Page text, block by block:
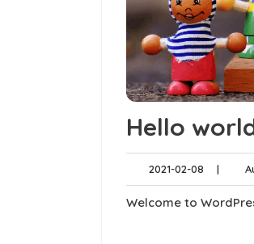
Hello
2021-02-08 2021-
02-
08
|
Welcome to